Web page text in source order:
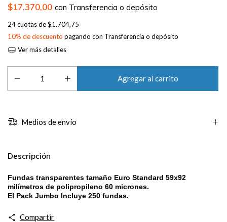
$17.370,00 con Transferencia o depósito
24cuotas de$1.704,75
10% de descuento pagando con Transferencia o depósito
Ver más detalles
Medios de envío
Descripción
Fundas transparentes tamaño Euro Standard 59x92
milímetros de polipropileno 60 micrones.
El Pack Jumbo Incluye 250 fundas.
Compartir